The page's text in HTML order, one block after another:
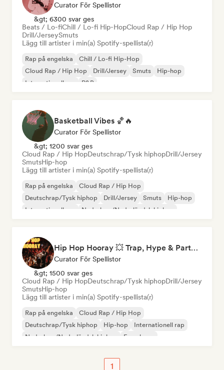
Curator För Spellistor
&gt; 6300 svar ges
Beats / Lo-fiChill / Lo-fi Hip-HopCloud Rap / Hip Hop
Drill/JerseySmuts
Lägg till artister i min(a) Spotify-spellista(r)
Rap på engelska
Chill / Lo-fi Hip-Hop
Cloud Rap / Hip Hop
Drill/Jersey Smuts
Hip-hop
Internationell rap
R&B
Basketball Vibes 🏀🔥
Curator För Spellistor
&gt; 1200 svar ges
Cloud Rap / Hip HopDeutschrap/Tysk hiphopDrill/Jersey
SmutsHip-hop
Lägg till artister i min(a) Spotify-spellista(r)
Rap på engelska
Cloud Rap / Hip Hop
Deutschrap/Tysk hiphop
Drill/Jersey Smuts
Hip-hop
Internationell rap
Nederhop/Nederländsk hiphop
Hip Hop Hooray 💥 Trap, Hype & Party Rap Bangers
Curator För Spellistor
&gt; 1500 svar ges
Cloud Rap / Hip HopDeutschrap/Tysk hiphopDrill/Jersey
SmutsHip-hop
Lägg till artister i min(a) Spotify-spellista(r)
Rap på engelska
Cloud Rap / Hip Hop
Deutschrap/Tysk hiphop
Hip-hop
Internationell rap
Nederhop/Nederländsk hiphop
Fransk rap
1